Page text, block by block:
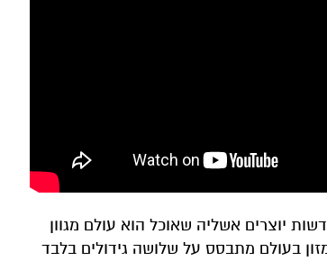
יוצרים אשליה שאוכל הוא עולם מגוון
מיני צמחים אכילים, רוב המזון בעולם מתבסס על שלושה גידולים בלבד